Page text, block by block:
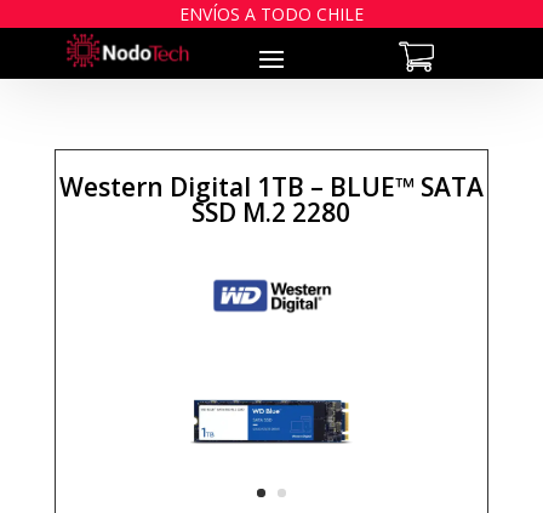
ENVÍOS A TODO CHILE
Western Digital 1TB – BLUE™ SATA
SSD M.2 2280